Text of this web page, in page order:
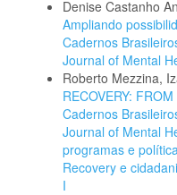
Denise Castanho
Ampliando
Cadernos
Journal of Mental
Roberto Mezzina,
RECOVERY:
Cadernos
Journal of Mental
programas e
Recovery e
I